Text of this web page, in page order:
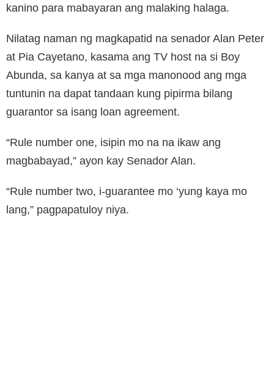
kanino para mabayaran ang malaking halaga.
Nilatag naman ng magkapatid na senador Alan Peter
at Pia Cayetano, kasama ang TV host na si Boy
Abunda, sa kanya at sa mga manonood ang mga
tuntunin na dapat tandaan kung pipirma bilang
guarantor sa isang loan agreement.
“Rule number one, isipin mo na na ikaw ang
magbabayad,” ayon kay Senador Alan.
“Rule number two, i-guarantee mo ‘yung kaya mo
lang,” pagpapatuloy niya.